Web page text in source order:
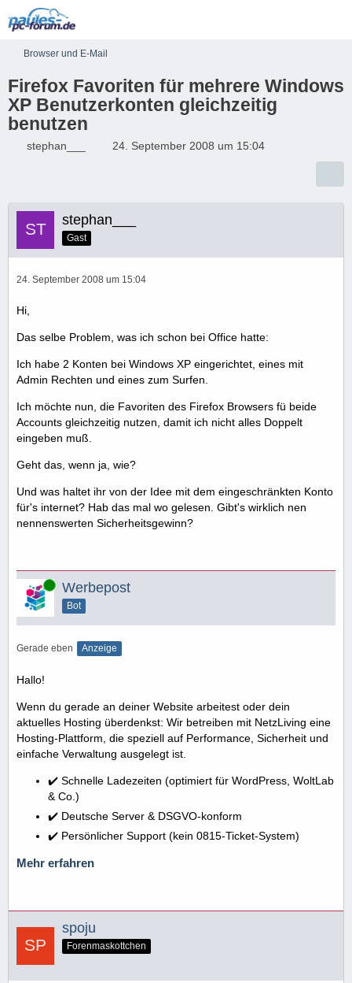
Browser und E-Mail
Firefox Favoriten für mehrere Windows
XP Benutzerkonten gleichzeitig
benutzen
stephan___ 24. September 2008 um 15:04
stephan___
Gast
24. September 2008 um 15:04
Hi,
Das selbe Problem, was ich schon bei Office hatte:
Ich habe 2 Konten bei Windows XP eingerichtet, eines mit
Admin Rechten und eines zum Surfen.
Ich möchte nun, die Favoriten des Firefox Browsers fü beide
Accounts gleichzeitig nutzen, damit ich nicht alles Doppelt
eingeben muß.
Geht das, wenn ja, wie?
Und was haltet ihr von der Idee mit dem eingeschränkten Konto
für's internet? Hab das mal wo gelesen. Gibt's wirklich nen
nennenswerten Sicherheitsgewinn?
Online Werbepost
Bot
Gerade eben Anzeige
Hallo!
Wenn du gerade an deiner Website arbeitest oder dein
aktuelles Hosting überdenkst: Wir betreiben mit NetzLiving eine
Hosting-Plattform, die speziell auf Performance, Sicherheit und
einfache Verwaltung ausgelegt ist.
✔️ Schnelle Ladezeiten (optimiert für WordPress, WoltLab
& Co.)
✔️ Deutsche Server & DSGVO-konform
✔️ Persönlicher Support (kein 0815-Ticket-System)
Mehr erfahren
spoju
Forenmaskottchen